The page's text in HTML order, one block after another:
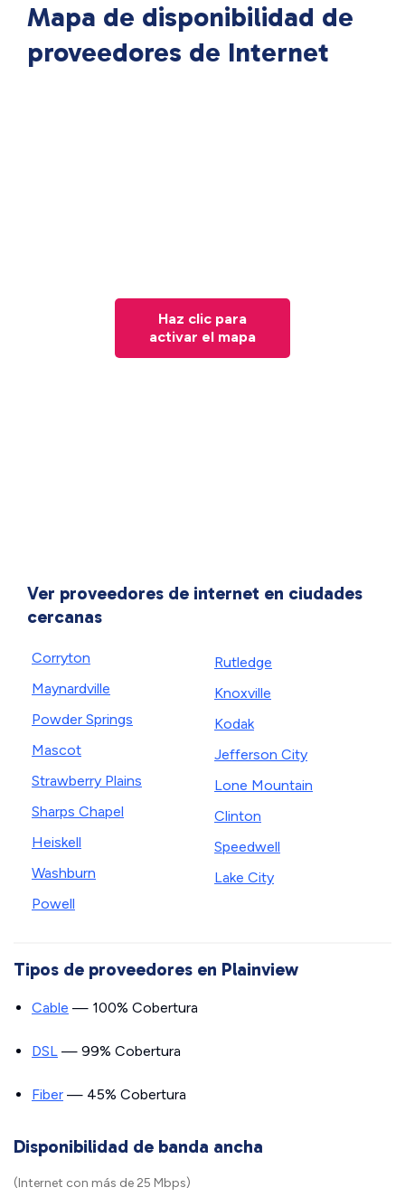
Mapa de disponibilidad de
proveedores de Internet
Haz clic para
activar el mapa
Ver proveedores de internet en ciudades
cercanas
Corryton
Maynardville
Powder Springs
Mascot
Strawberry Plains
Sharps Chapel
Heiskell
Washburn
Powell
Rutledge
Knoxville
Kodak
Jefferson City
Lone Mountain
Clinton
Speedwell
Lake City
Tipos de proveedores en Plainview
Cable — 100% Cobertura
DSL — 99% Cobertura
Fiber — 45% Cobertura
Disponibilidad de banda ancha
(Internet con más de 25 Mbps)